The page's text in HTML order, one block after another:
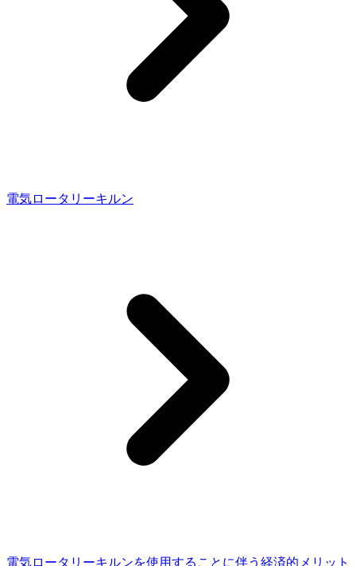
電気ロータリーキルン
電気ロータリーキルンを使用することに伴う経済的メリット